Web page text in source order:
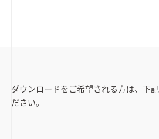
ダウンロードをご希望される方は、下
ださい。